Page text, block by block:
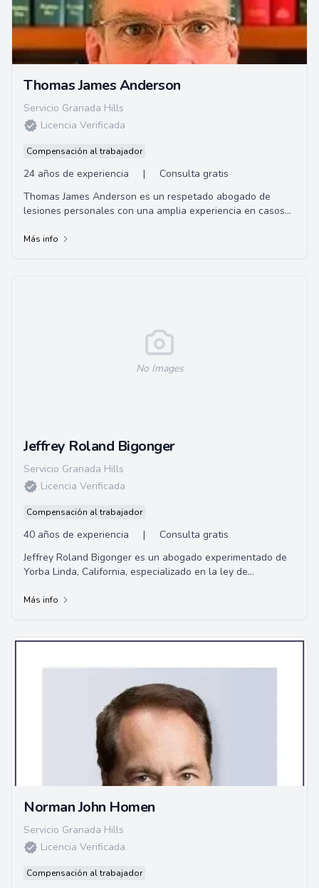
Thomas James Anderson
Servicio Granada Hills
Licencia Verificada
Compensación al trabajador
24 años de experiencia |
Consulta gratis
Thomas James Anderson es un respetado abogado de
lesiones personales con una amplia experiencia en casos
Más info
No Images
Jeffrey Roland Bigonger
Servicio Granada Hills
Licencia Verificada
Compensación al trabajador
40 años de experiencia |
Consulta gratis
Jeffrey Roland Bigonger es un abogado experimentado de
Yorba Linda, California, especializado en la ley de
Más info
Norman John Homen
Servicio Granada Hills
Licencia Verificada
Compensación al trabajador